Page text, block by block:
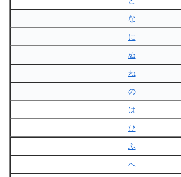
な
に
ぬ
ね
の
は
ひ
ふ
へ